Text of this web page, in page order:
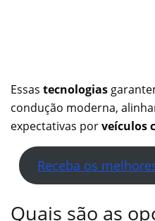
Essas tecnologias
condução moderna,
expectativas porveículos
Receba os
Quais são as